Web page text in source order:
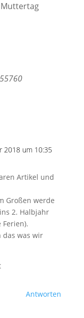
2018 um 10:35
Artikel und
Großen werde
2. Halbjahr
das was wir
Antworten